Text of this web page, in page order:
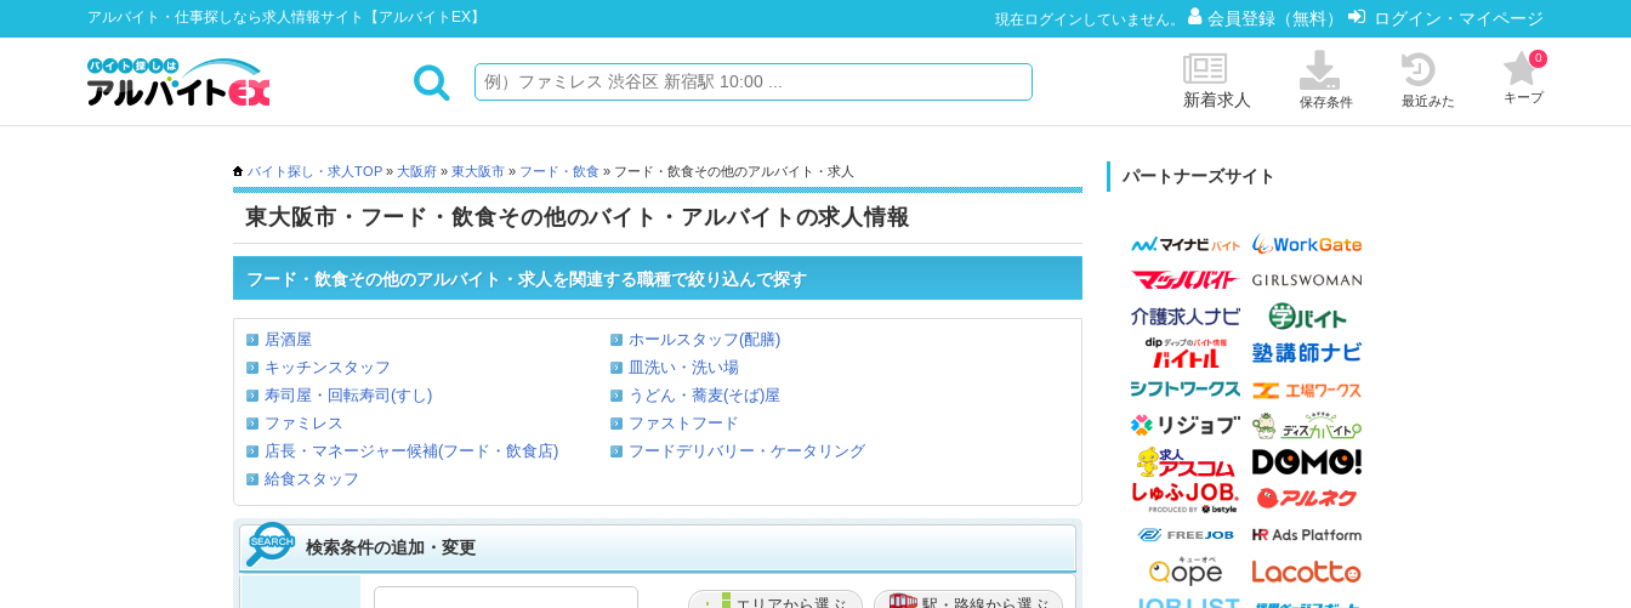
アルバイト・仕事探しなら求人情報サイト【アルバイトEX】 現在ログインしていません。 会員登録（無料） ログイン・マイページ
新着求人 保存条件 最近みた キープ
0
バイト探し・求人TOP » 大阪府 » 東大阪市 » フード・飲食 » フード・飲食その他のアルバイト・求人
東大阪市・フード・飲食その他のバイト・アルバイトの求人情報
フード・飲食その他のアルバイト・求人を関連する職種で絞り込んで探す
居酒屋
ホールスタッフ(配膳)
キッチンスタッフ
皿洗い・洗い場
寿司屋・回転寿司(すし)
うどん・蕎麦(そば)屋
ファミレス
ファストフード
店長・マネージャー候補(フード・飲食店)
フードデリバリー・ケータリング
給食スタッフ
検索条件の追加・変更
パートナーズサイト